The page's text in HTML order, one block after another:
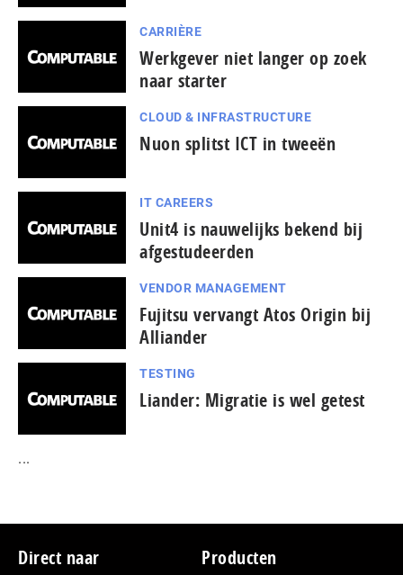
CARRIÈRE
Werkgever niet langer op zoek
naar starter
CLOUD & INFRASTRUCTURE
Nuon splitst ICT in tweeën
IT CAREERS
Unit4 is nauwelijks bekend bij
afgestudeerden
VENDOR MANAGEMENT
Fujitsu vervangt Atos Origin bij
Alliander
TESTING
Liander: Migratie is wel getest
...
Footer
Direct naar Producten